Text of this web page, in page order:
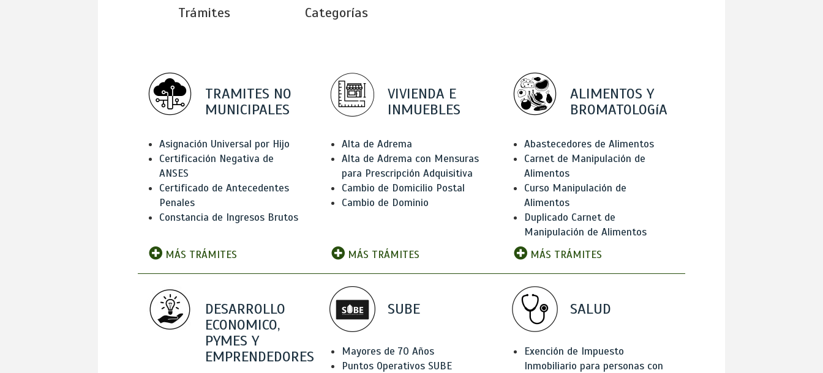
Trámites Categorías
TRAMITES NO
MUNICIPALES
Asignación Universal por Hijo
Certificación Negativa de
ANSES
Certificado de Antecedentes
Penales
Constancia de Ingresos Brutos
MÁS TRÁMITES
VIVIENDA E
INMUEBLES
Alta de Adrema
Alta de Adrema con Mensuras
para Prescripción Adquisitiva
Cambio de Domicilio Postal
Cambio de Dominio
MÁS TRÁMITES
ALIMENTOS Y
BROMATOLOGíA
Abastecedores de Alimentos
Carnet de Manipulación de
Alimentos
Curso Manipulación de
Alimentos
Duplicado Carnet de
Manipulación de Alimentos
MÁS TRÁMITES
DESARROLLO
ECONOMICO,
PYMES Y
EMPRENDEDORES
SUBE
Mayores de 70 Años
Puntos Operativos SUBE
SALUD
Exención de Impuesto
Inmobiliario para personas con